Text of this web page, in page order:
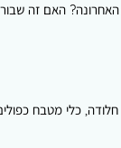
האם זה